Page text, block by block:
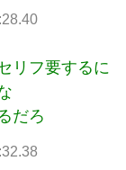
リフ要するに
だろ